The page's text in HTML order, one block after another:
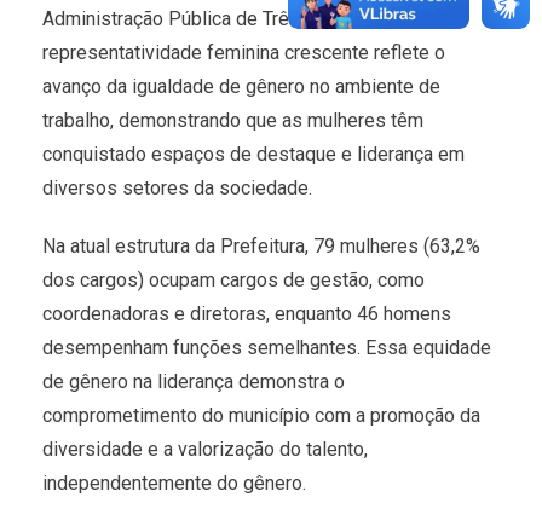
Administração Pública de Três Lagoas. A
representatividade feminina crescente reflete o
avanço da igualdade de gênero no ambiente de
trabalho, demonstrando que as mulheres têm
conquistado espaços de destaque e liderança em
diversos setores da sociedade.
Na atual estrutura da Prefeitura, 79 mulheres (63,2%
dos cargos) ocupam cargos de gestão, como
coordenadoras e diretoras, enquanto 46 homens
desempenham funções semelhantes. Essa equidade
de gênero na liderança demonstra o
comprometimento do município com a promoção da
diversidade e a valorização do talento,
independentemente do gênero.